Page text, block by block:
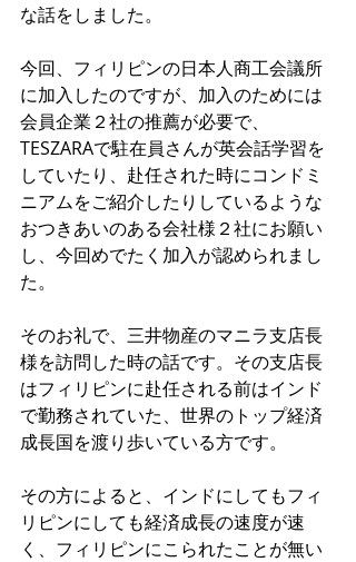
な話をしました。
今回、フィリピンの日本人商工会議所
に加入したのですが、加入のためには
会員企業２社の推薦が必要で、
TESZARAで駐在員さんが英会話学習を
していたり、赴任された時にコンドミ
ニアムをご紹介したりしているような
おつきあいのある会社様２社にお願い
し、今回めでたく加入が認められまし
た。
そのお礼で、三井物産のマニラ支店長
様を訪問した時の話です。その支店長
はフィリピンに赴任される前はインド
で勤務されていた、世界のトップ経済
成長国を渡り歩いている方です。
その方によると、インドにしてもフィ
リピンにしても経済成長の速度が速
く、フィリピンにこられたことが無い